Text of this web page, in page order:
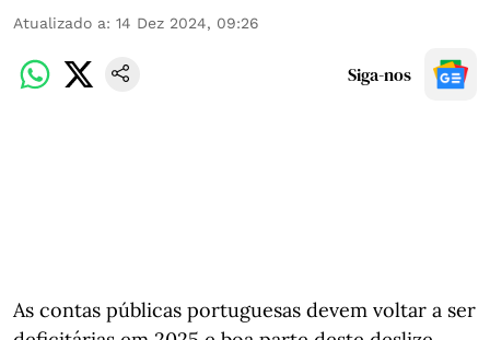
Atualizado a: 14 Dez 2024, 09:26
Siga-nos
As contas públicas portuguesas devem voltar a ser